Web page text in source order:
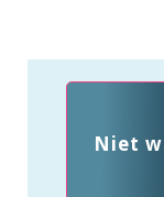
Niet